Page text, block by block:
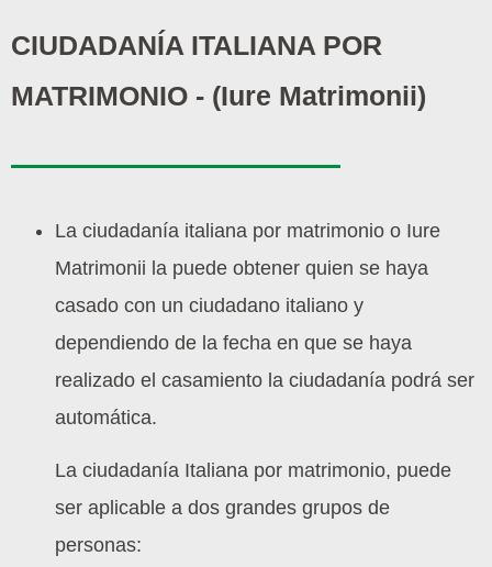
CIUDADANÍA ITALIANA POR
MATRIMONIO - (Iure Matrimonii)
La ciudadanía italiana por matrimonio o Iure
Matrimonii la puede obtener quien se haya
casado con un ciudadano italiano y
dependiendo de la fecha en que se haya
realizado el casamiento la ciudadanía podrá ser
automática.
La ciudadanía Italiana por matrimonio, puede
ser aplicable a dos grandes grupos de
personas: